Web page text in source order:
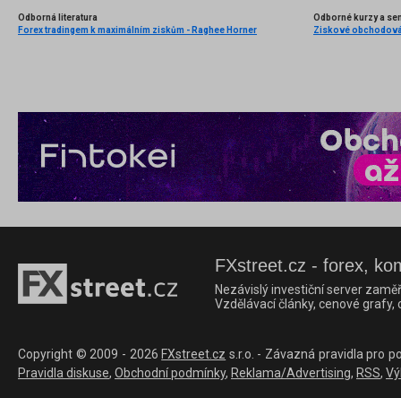
Odborná literatura
Forex tradingem k maximálním ziskům - Raghee Horner
Odborné kurzy a
FXstreet.cz - forex,
Nezávislý investiční server
Vzdělávací články, cenové
Copyright © 2009 - 2026 FXstreet.cz s.r.o. - Závazná pravidla pro
Pravidla diskuse, Obchodní podmínky, Reklama/Advertising, RSS,